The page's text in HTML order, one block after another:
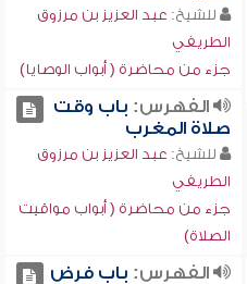
للشيخ: عبد العزيز بن مرزوق
الطريفي
جزء من محاضرة ( أبواب الوصايا)
الفهرس: باب وقت
صلاة المغرب
للشيخ: عبد العزيز بن مرزوق
الطريفي
جزء من محاضرة ( أبواب مواقيت
الصلاة)
الفهرس: باب فرض